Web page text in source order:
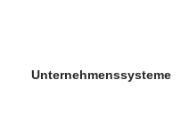
Unternehmenssysteme